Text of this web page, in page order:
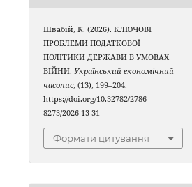
Швабій, К. (2026). КЛЮЧОВІ
ПРОБЛЕМИ ПОДАТКОВОЇ
ПОЛІТИКИ ДЕРЖАВИ В УМОВАХ
ВІЙНИ.Український економічний
часопис, (13), 199–204.
https://doi.org/10.32782/2786-
8273/2026-13-31
Формати цитування